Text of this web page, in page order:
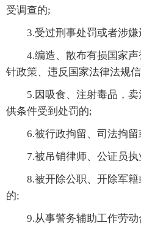
受调查的;
3.受过刑事处罚或者涉嫌
4.编造、散布有损国家声
针政策、违反国家法律法规
5.因吸食、注射毒品，卖
供条件受到处罚的;
6.被行政拘留、司法拘留
7.被吊销律师、公证员执
8.被开除公职、开除军籍
的;
9.从事警务辅助工作劳动